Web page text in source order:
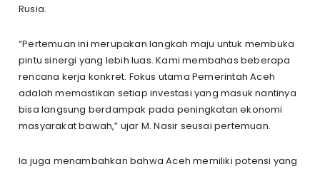
Rusia.
“Pertemuan ini merupakan langkah maju untuk membuka
pintu sinergi yang lebih luas. Kami membahas beberapa
rencana kerja konkret. Fokus utama Pemerintah Aceh
adalah memastikan setiap investasi yang masuk nantinya
bisa langsung berdampak pada peningkatan ekonomi
masyarakat bawah,” ujar M. Nasir seusai pertemuan.
Ia juga menambahkan bahwa Aceh memiliki potensi yang